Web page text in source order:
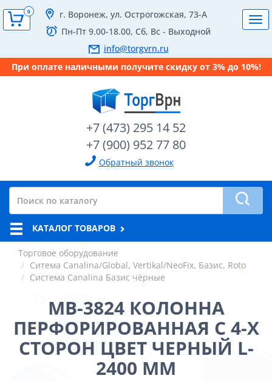
г. Воронеж, ул. Острогожская, 73-А
Пн-Пт 9.00-18.00, Сб, Вс - Выходной
info@torgvrn.ru
При оплате наличными получите скидку от 3% до 10%!
+7 (473) 295 14 52
+7 (900) 952 77 80
Обратный звонок
0
КАТАЛОГ ТОВАРОВ
Торговое оборудование
Ситема Canalina/Global, Vertikal/NeoFix, Базис, Roto
Система Canalina Базис чёрные
MB-3824 КОЛОННА
ПЕРФОРИРОВАННАЯ С 4-Х
СТОРОН ЦВЕТ ЧЕРНЫЙ L-
2400 ММ